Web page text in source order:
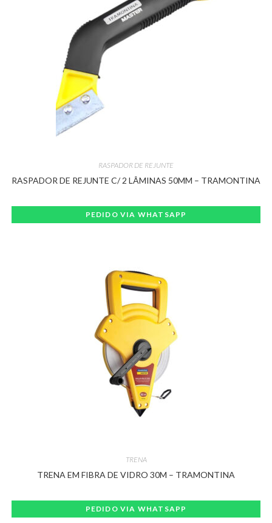
RASPADOR DE REJUNTE
RASPADOR DE REJUNTE C/ 2 LÂMINAS 50MM – TRAMONTINA
PEDIDO VIA WHATSAPP
TRENA
TRENA EM FIBRA DE VIDRO 30M – TRAMONTINA
PEDIDO VIA WHATSAPP